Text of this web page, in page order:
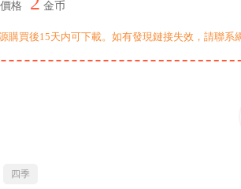
格 金币
購買後15天内可下載。如有發現鏈接失效，請聯系
四季